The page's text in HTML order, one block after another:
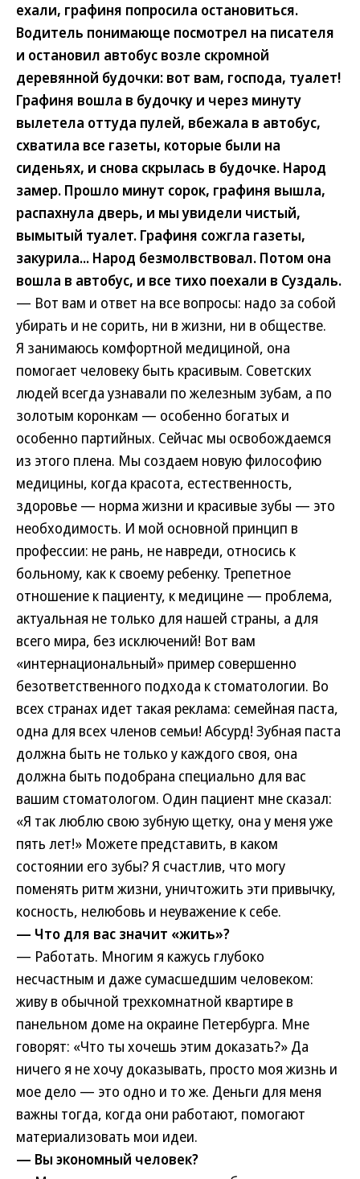
ехали, графиня попросила остановиться.
Водитель понимающе посмотрел на писателя
и остановил автобус возле скромной
деревянной будочки: вот вам, господа, туалет!
Графиня вошла в будочку и через минуту
вылетела оттуда пулей, вбежала в автобус,
схватила все газеты, которые были на
сиденьях, и снова скрылась в будочке. Народ
замер. Прошло минут сорок, графиня вышла,
распахнула дверь, и мы увидели чистый,
вымытый туалет. Графиня сожгла газеты,
закурила... Народ безмолвствовал. Потом она
вошла в автобус, и все тихо поехали в Суздаль.
— Вот вам и ответ на все вопросы: надо за собой
убирать и не сорить, ни в жизни, ни в обществе.
Я занимаюсь комфортной медициной, она
помогает человеку быть красивым. Советских
людей всегда узнавали по железным зубам, а по
золотым коронкам — особенно богатых и
особенно партийных. Сейчас мы освобождаемся
из этого плена. Мы создаем новую философию
медицины, когда красота, естественность,
здоровье — норма жизни и красивые зубы — это
необходимость. И мой основной принцип в
профессии: не рань, не навреди, относись к
больному, как к своему ребенку. Трепетное
отношение к пациенту, к медицине — проблема,
актуальная не только для нашей страны, а для
всего мира, без исключений! Вот вам
«интернациональный» пример совершенно
безответственного подхода к стоматологии. Во
всех странах идет такая реклама: семейная паста,
одна для всех членов семьи! Абсурд! Зубная паста
должна быть не только у каждого своя, она
должна быть подобрана специально для вас
вашим стоматологом. Один пациент мне сказал:
«Я так люблю свою зубную щетку, она у меня уже
пять лет!» Можете представить, в каком
состоянии его зубы? Я счастлив, что могу
поменять ритм жизни, уничтожить эти привычку,
косность, нелюбовь и неуважение к себе.
— Что для вас значит «жить»?
— Работать. Многим я кажусь глубоко
несчастным и даже сумасшедшим человеком:
живу в обычной трехкомнатной квартире в
панельном доме на окраине Петербурга. Мне
говорят: «Что ты хочешь этим доказать?» Да
ничего я не хочу доказывать, просто моя жизнь и
мое дело — это одно и то же. Деньги для меня
важны тогда, когда они работают, помогают
материализовать мои идеи.
— Вы экономный человек?